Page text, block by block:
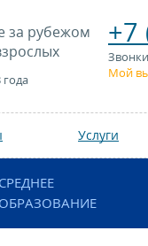
за рубежом
года
+7
Мой
Услуги
СРЕДНЕЕ
ОБРАЗОВАНИЕ